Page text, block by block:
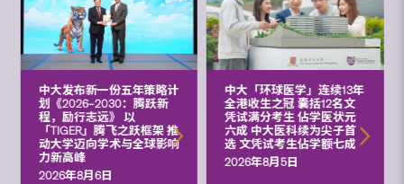
中大发布新一份五年策略计
划《2026‒2030：腾跃新
程，励行志远》 以
「TIGER」腾飞之跃框架 推
动大学迈向学术与全球影响
力新高峰
2026年8月6日
中大「环球医学」连续13年
全港收生之冠 囊括12名文
凭试满分考生 佔学医状元
六成 中大医科续为尖子首
选 文凭试考生佔学额七成
2026年8月5日